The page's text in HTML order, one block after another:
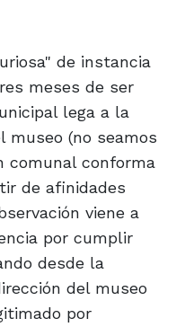
de instancia
meses de ser
lega a la
museo (no seamos
comunal conforma
de afinidades
viene a
por cumplir
desde la
del museo
por